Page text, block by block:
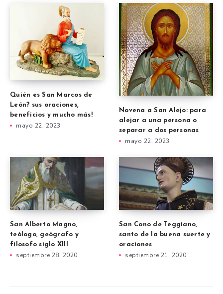
Quién es San Marcos de
León? sus oraciones,
beneficios y mucho más!
mayo 22, 2023
Novena a San Alejo: para
alejar a una persona o
separar a dos personas
mayo 22, 2023
San Alberto Magno,
teólogo, geógrafo y
filosofo siglo XIII
septiembre 28, 2020
San Cono de Teggiano,
santo de la buena suerte y
oraciones
septiembre 21, 2020